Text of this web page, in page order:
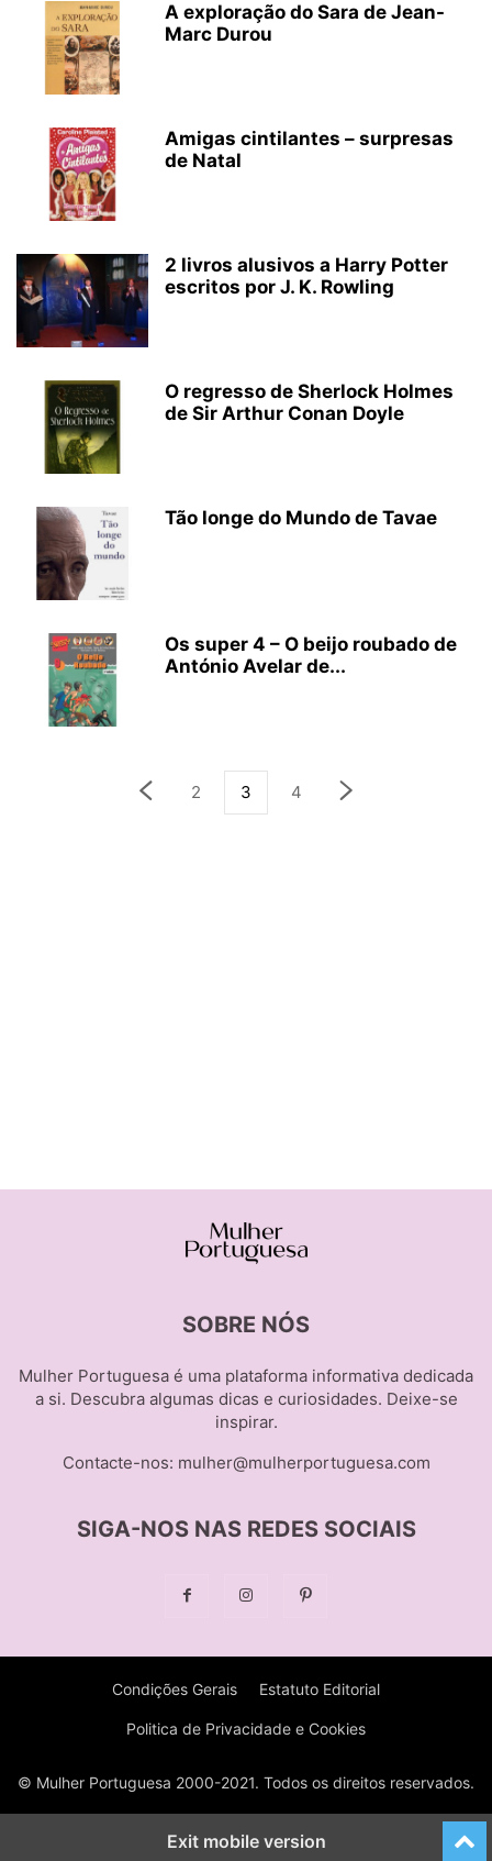
A exploração do Sara de Jean-
Marc Durou
Amigas cintilantes – surpresas
de Natal
2 livros alusivos a Harry Potter
escritos por J. K. Rowling
O regresso de Sherlock Holmes
de Sir Arthur Conan Doyle
Tão longe do Mundo de Tavae
Os super 4 – O beijo roubado de
António Avelar de...
2 3 4
SOBRE NÓS
Mulher Portuguesa é uma plataforma informativa dedicada
a si. Descubra algumas dicas e curiosidades. Deixe-se
inspirar.
Contacte-nos: mulher@mulherportuguesa.com
SIGA-NOS NAS REDES SOCIAIS
Condições Gerais Estatuto Editorial
Politica de Privacidade e Cookies
© Mulher Portuguesa 2000-2021. Todos os direitos reservados.
Exit mobile version